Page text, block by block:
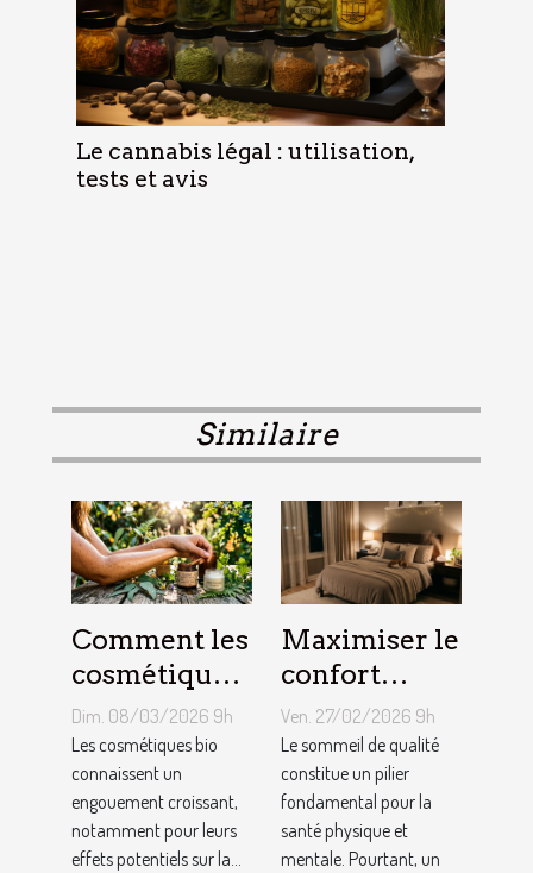
Le cannabis légal : utilisation,
tests et avis
Similaire
Comment les
cosmétiques
bio
influencent-
ils la santé de
la peau ?
Dim. 08/03/2026 9h
Les cosmétiques bio
connaissent un
engouement croissant,
notamment pour leurs
effets potentiels sur la...
Maximiser le
confort
nocturne :
astuces pour
un sommeil
optimal
Ven. 27/02/2026 9h
Le sommeil de qualité
constitue un pilier
fondamental pour la
santé physique et
mentale. Pourtant, un